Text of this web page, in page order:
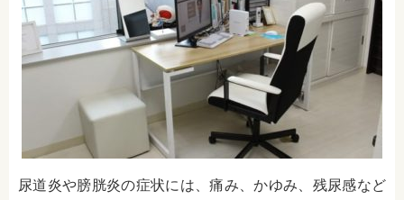
尿道炎や膀胱炎の症状には、痛み、かゆみ、残尿感など